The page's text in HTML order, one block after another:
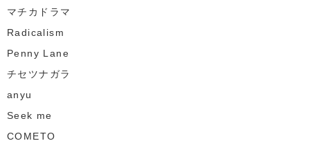
マチカドラマ
Radicalism
Penny Lane
チセツナガラ
anyu
Seek me
COMETO